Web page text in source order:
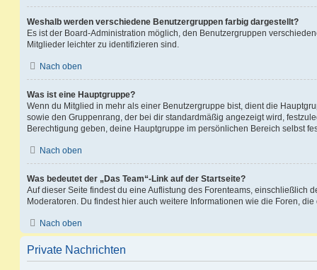
Weshalb werden verschiedene Benutzergruppen farbig dargestellt?
Es ist der Board-Administration möglich, den Benutzergruppen
Mitglieder leichter zu identifizieren sind.
Nach oben
Was ist eine Hauptgruppe?
Wenn du Mitglied in mehr als einer Benutzergruppe bist, dient die
sowie den Gruppenrang, der bei dir standardmäßig angezeigt wird,
Berechtigung geben, deine Hauptgruppe im persönlichen Bereich selbst
Nach oben
Was bedeutet der „Das Team“-Link auf der Startseite?
Auf dieser Seite findest du eine Auflistung des Forenteams, einschließlich
Moderatoren. Du findest hier auch weitere Informationen wie die Foren,
Nach oben
Private Nachrichten